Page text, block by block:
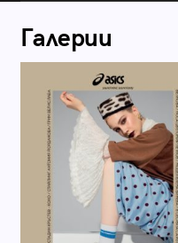
Галерии